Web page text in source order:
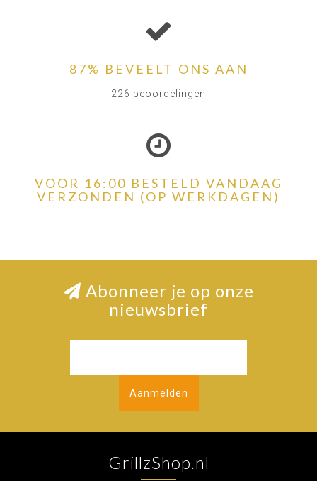
87% BEVEELT ONS AAN
226 beoordelingen
VOOR 16:00 BESTELD VANDAAG
VERZONDEN (OP WERKDAGEN)
Abonneer je op onze
nieuwsbrief
Aanmelden
GrillzShop.nl